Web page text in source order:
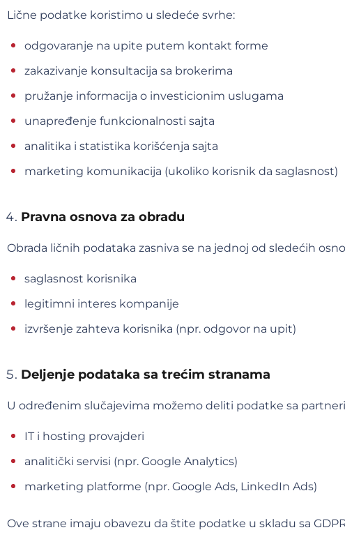
Lične podatke koristimo u sledeće svrhe:
odgovaranje na upite putem kontakt forme
zakazivanje konsultacija sa brokerima
pružanje informacija o investicionim uslugama
unapređenje funkcionalnosti sajta
analitika i statistika korišćenja sajta
marketing komunikacija (ukoliko korisnik da saglasnost)
Pravna osnova za obradu
Obrada ličnih podataka zasniva se na jednoj od sledećih
saglasnost korisnika
legitimni interes kompanije
izvršenje zahteva korisnika (npr. odgovor na upit)
Deljenje podataka sa trećim stranama
U određenim slučajevima možemo deliti podatke sa
IT i hosting provajderi
analitički servisi (npr. Google Analytics)
marketing platforme (npr. Google Ads, LinkedIn Ads)
Ove strane imaju obavezu da štite podatke u skladu sa